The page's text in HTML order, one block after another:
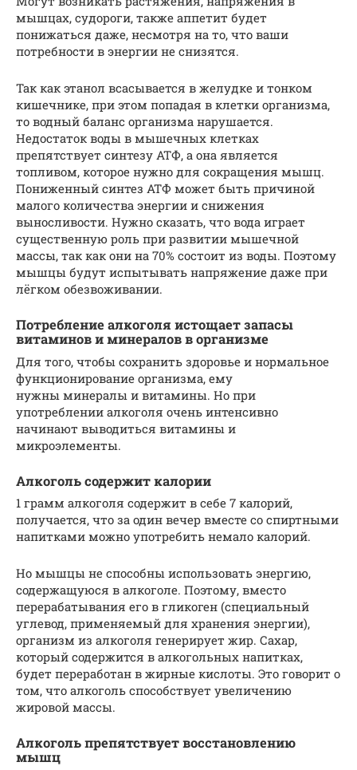
мышцах, судороги, также аппетит будет
понижаться даже, несмотря на то, что ваши
потребности в энергии не снизятся.
Так как этанол всасывается в желудке и тонком
кишечнике, при этом попадая в клетки организма,
то водный баланс организма нарушается.
Недостаток воды в мышечных клетках
препятствует синтезу АТФ, а она является
топливом, которое нужно для сокращения мышц.
Пониженный синтез АТФ может быть причиной
малого количества энергии и снижения
выносливости. Нужно сказать, что вода играет
существенную роль при развитии мышечной
массы, так как они на 70% состоит из воды. Поэтому
мышцы будут испытывать напряжение даже при
лёгком обезвоживании.
Потребление алкоголя истощает запасы
витаминов и минералов в организме
Для того, чтобы сохранить здоровье и нормальное
функционирование организма, ему
нужны минералы и витамины. Но при
употреблении алкоголя очень интенсивно
начинают выводиться витамины и
микроэлементы.
Алкоголь содержит калории
1 грамм алкоголя содержит в себе 7 калорий,
получается, что за один вечер вместе со спиртными
напитками можно употребить немало калорий.
Но мышцы не способны использовать энергию,
содержащуюся в алкоголе. Поэтому, вместо
перерабатывания его в гликоген (специальный
углевод, применяемый для хранения энергии),
организм из алкоголя генерирует жир. Сахар,
который содержится в алкогольных напитках,
будет переработан в жирные кислоты. Это говорит о
том, что алкоголь способствует увеличению
жировой массы.
Алкоголь препятствует восстановлению
мышц